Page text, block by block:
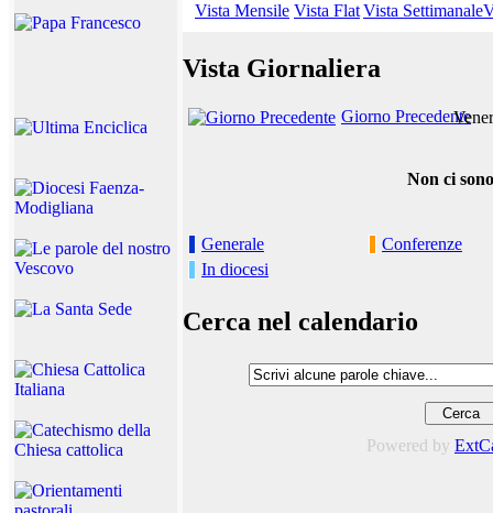
Vista Mensile Vista FlatVista Settimanale
Vista Giornaliera
Giorno Precedente
Non ci
Generale
Conferenze
In diocesi
Cerca nel calendario
Powered by